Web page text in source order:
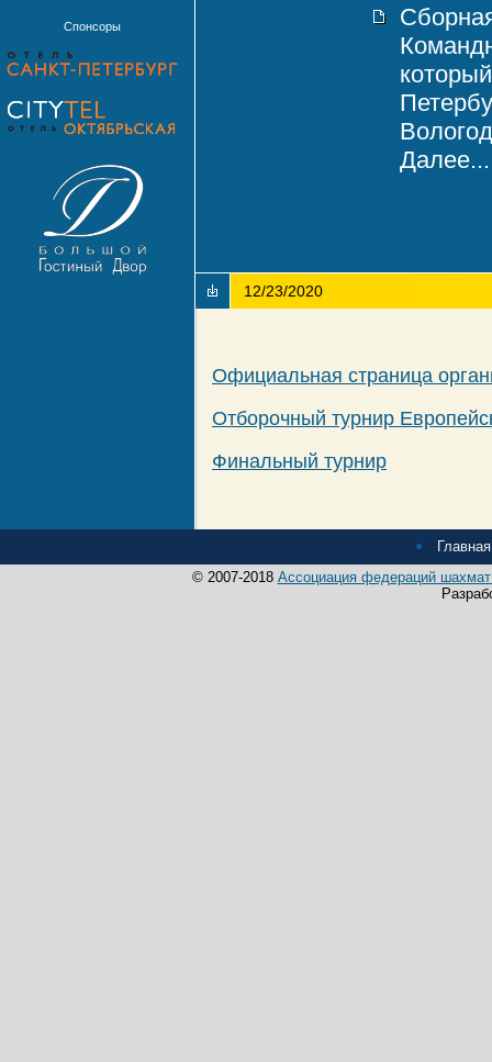
Спонсоры
Далее...
12/23/2020
Официальная страница
Отборочный турнир
Финальный турнир
© 2007-2018 Ассоциация федераций